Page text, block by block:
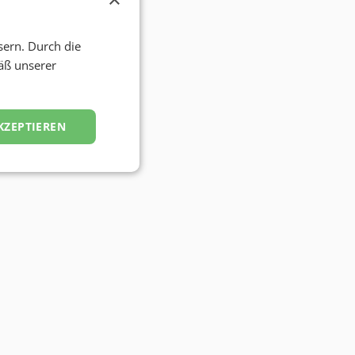
Durch die
unserer